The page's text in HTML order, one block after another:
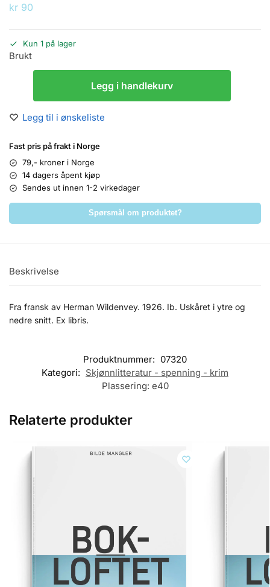
kr 90
Kun 1 på lager
Brukt
Legg i handlekurv
Legg til i ønskeliste
Fast pris på frakt i Norge
79,- kroner i Norge
14 dagers åpent kjøp
Sendes ut innen 1-2 virkedager
Spørsmål om produktet?
Beskrivelse
Fra fransk av Herman Wildenvey. 1926. Ib. Uskåret i ytre og
nedre snitt. Ex libris.
Produktnummer: 07320
Kategori: Skjønnlitteratur - spenning - krim
Plassering: e40
Relaterte produkter